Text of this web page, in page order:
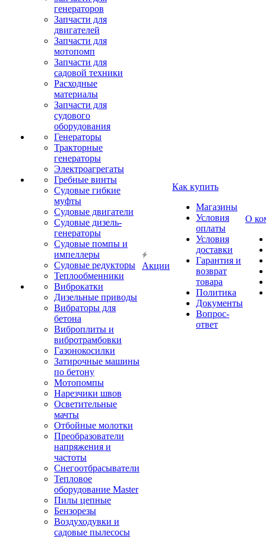
генераторов
Запчасти для
двигателей
Запчасти для
мотопомп
Запчасти для
садовой техники
Расходные
материалы
Запчасти для
судового
оборудования
Генераторы
Тракторные
генераторы
Электроагрегаты
Гребные винты
Судовые гибкие
муфты
Судовые двигатели
Судовые дизель-
генераторы
Судовые помпы и
импеллеры
Судовые редукторы
Теплообменники
Виброкатки
Дизельные приводы
Вибраторы для
бетона
Виброплиты и
вибротрамбовки
Газонокосилки
Затирочные машины
по бетону
Мотопомпы
Нарезчики швов
Осветительные
мачты
Отбойные молотки
Преобразователи
напряжения и
частоты
Снегоотбрасыватели
Тепловое
оборудование Master
Пилы цепные
Бензорезы
Воздуходувки и
садовые пылесосы
Акции
Как купить
Магазины
Условия
оплаты
Условия
доставки
Гарантия и
возврат
товара
Политика
Документы
Вопрос-
ответ
О